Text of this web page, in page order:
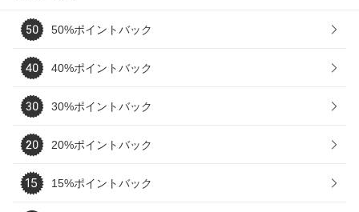
50%ポイントバック
40%ポイントバック
30%ポイントバック
20%ポイントバック
15%ポイントバック